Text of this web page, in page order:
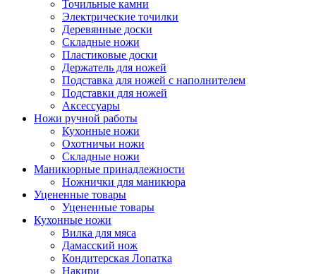
Точильные камни
Электрические точилки
Деревянные доски
Складные ножи
Пластиковые доски
Держатель для ножей
Подставка для ножей с наполнителем
Подставки для ножей
Аксессуары
Ножи ручной работы
Кухонные ножи
Охотничьи ножи
Складные ножи
Маникюрные принадлежности
Ножнички для маникюра
Уцененные товары
Уцененные товары
Кухонные ножи
Вилка для мяса
Дамасский нож
Кондитерская Лопатка
Накири